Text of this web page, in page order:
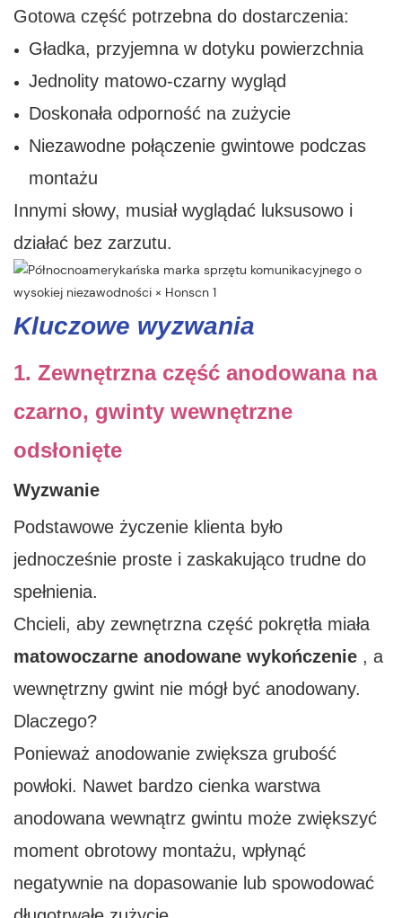
Gotowa część potrzebna do dostarczenia:
Gładka, przyjemna w dotyku powierzchnia
Jednolity matowo-czarny wygląd
Doskonała odporność na zużycie
Niezawodne połączenie gwintowe podczas
montażu
Innymi słowy, musiał wyglądać luksusowo i
działać bez zarzutu.
Kluczowe wyzwania
1. Zewnętrzna część anodowana na
czarno, gwinty wewnętrzne
odsłonięte
Wyzwanie
Podstawowe życzenie klienta było
jednocześnie proste i zaskakująco trudne do
spełnienia.
Chcieli, aby zewnętrzna część pokrętła miała
matowoczarne anodowane wykończenie , a
wewnętrzny gwint nie mógł być anodowany.
Dlaczego?
Ponieważ anodowanie zwiększa grubość
powłoki. Nawet bardzo cienka warstwa
anodowana wewnątrz gwintu może zwiększyć
moment obrotowy montażu, wpłynąć
negatywnie na dopasowanie lub spowodować